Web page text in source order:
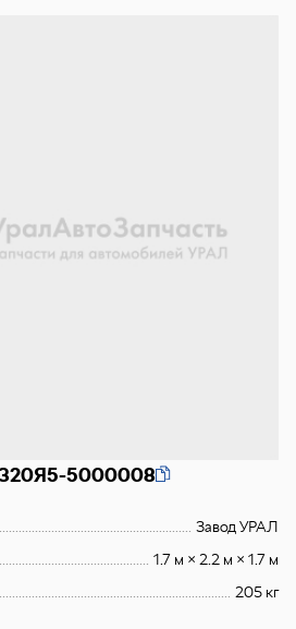
5000008
Завод УРАЛ
1.7 м × 2.2 м × 1.7 м
205 кг